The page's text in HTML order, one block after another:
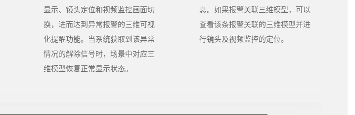
显示、镜头定位和视频监控画面切
换，进而达到异常报警的三维可视
化提醒功能。当系统获取到该异常
情况的解除信号时，场景中对应三
维模型恢复正常显示状态。
息。如果报警关联三维模型，可以
查看该条报警关联的三维模型并进
行镜头及视频监控的定位。